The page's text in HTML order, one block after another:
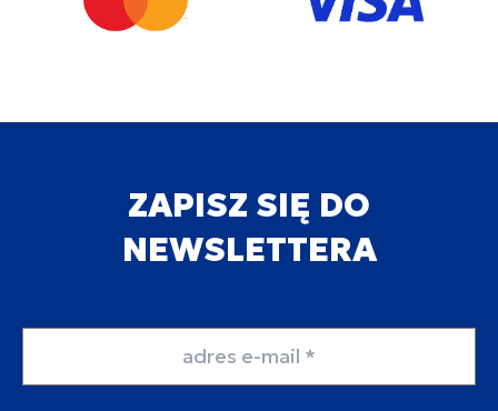
ZAPISZ SIĘ DO
NEWSLETTERA